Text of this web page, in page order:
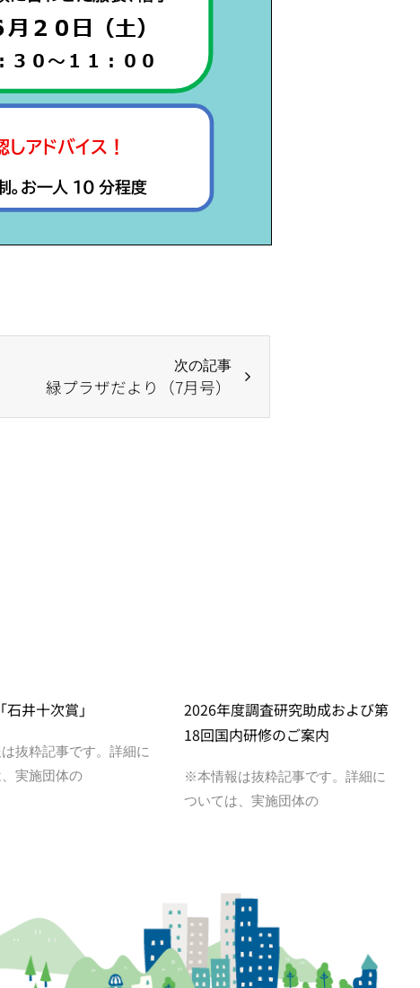
次の記事
緑プラザだより（7月号）
井十次賞」
抜粋記事です。詳細に
実施団体の
2026年度調査研究助成および第
18回国内研修のご案内
※本情報は抜粋記事です。詳細に
ついては、実施団体の